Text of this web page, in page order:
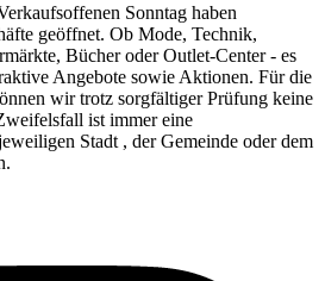
Sonntag haben
geöffnet. Ob Mode, Technik,
Bücher oder Outlet-Center - es
Angebote sowie Aktionen. Für die
wir trotz sorgfältiger Prüfung keine
ist immer eine
Stadt , der Gemeinde oder dem